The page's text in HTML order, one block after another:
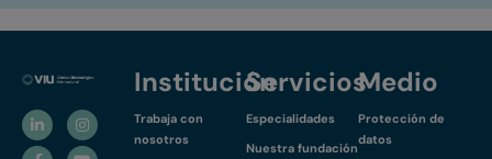
Institución
Trabaja con
nosotros
Servicios
Especialidades
Nuestra fundación
Medio
Protección de
datos